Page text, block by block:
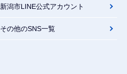
新潟市LINE公式アカウント
その他のSNS一覧